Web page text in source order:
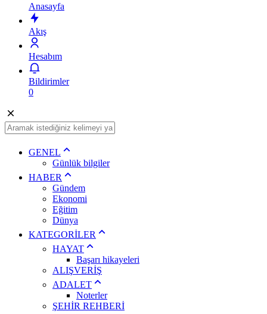
Anasayfa
Akış
Hesabım
Bildirimler
0
GENEL
Günlük bilgiler
HABER
Gündem
Ekonomi
Eğitim
Dünya
KATEGORİLER
HAYAT
Başarı hikayeleri
ALIŞVERİŞ
ADALET
Noterler
ŞEHİR REHBERİ